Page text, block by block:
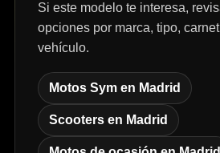
Si este modelo te interesa,
opciones por marca, tipo,
vehículo.
Motos Sym en Madrid
Scooters en Madrid